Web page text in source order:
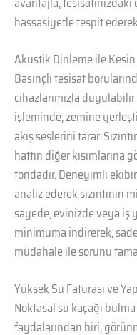
hassasiyetle tespit
Akustik Dinleme ile
Basınçlı tesisat
cihazlarımızla
işleminde, zemine
akış seslerini tarar.
hattın diğer kısımlarına
tondadır. Deneyimli
analiz ederek
sayede, evinizde veya iş
minimuma indirerek,
müdahale ile sorunu
Yüksek Su Faturası ve
Noktasal su kaçağı
faydalarından biri,